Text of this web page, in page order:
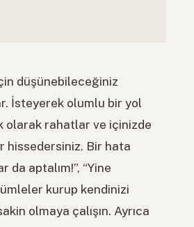
düşünebileceğiniz
İsteyerek olumlu bir yol
olarak rahatlar ve içinizde
hissedersiniz. Bir hata
da aptalım!”, “Yine
kurup kendinizi
olmaya çalışın. Ayrıca